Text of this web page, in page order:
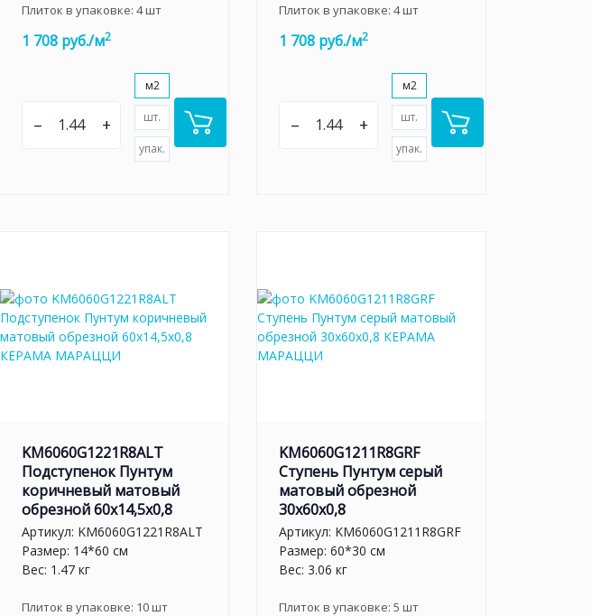
Плиток в упаковке: 4шт
1 708 руб./м2
– +
м2
шт.
упак.
Плиток в упаковке: 4шт
1 708 руб./м2
– +
м2
шт.
упак.
KM6060G1221R8ALT
Подступенок Пунтум
коричневый матовый
обрезной 60x14,5x0,8
Артикул: KM6060G1221R8ALT
Размер: 14*60 см
Вес: 1.47 кг
Плиток в упаковке: 10шт
KM6060G1211R8GRF
Ступень Пунтум серый
матовый обрезной
30x60x0,8
Артикул: KM6060G1211R8GRF
Размер: 60*30 см
Вес: 3.06 кг
Плиток в упаковке: 5 шт